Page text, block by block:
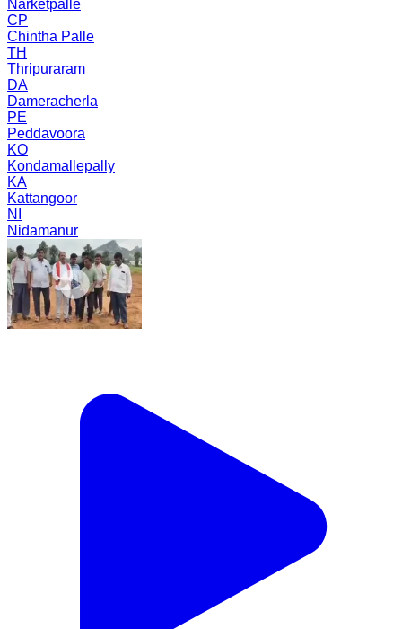
Narketpalle
CP
Chintha Palle
TH
Thripuraram
DA
Dameracherla
PE
Peddavoora
KO
Kondamallepally
KA
Kattangoor
NI
Nidamanur